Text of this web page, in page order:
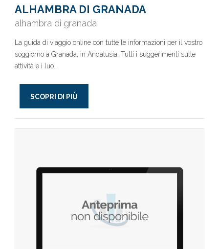
ALHAMBRA DI GRANADA
alhambra di granada
La guida di viaggio online con tutte le informazioni per il vostro
soggiorno a Granada, in Andalusia. Tutti i suggerimenti sulle
attività e i luo..
SCOPRI DI PIÙ